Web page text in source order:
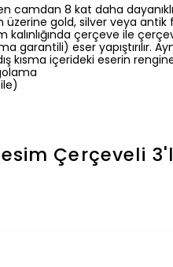
camdan 8 kat daha
üzerine gold, silver veya antik
kalınlığında çerçeve ile
garantili) eser yapıştırılır.
kısma içerideki eserin
Çerçeveli